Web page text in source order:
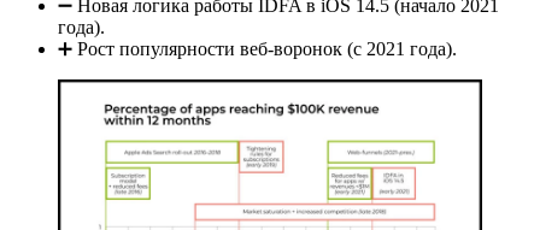
➖ Новая логика работы IDFA в iOS 14.5 (начало 2021
года).
➕ Рост популярности веб-воронок (с 2021 года).